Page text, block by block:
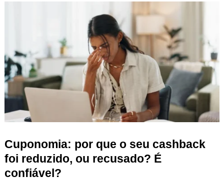
Cuponomia: por que o seu cashback
foi reduzido, ou recusado? É
confiável?